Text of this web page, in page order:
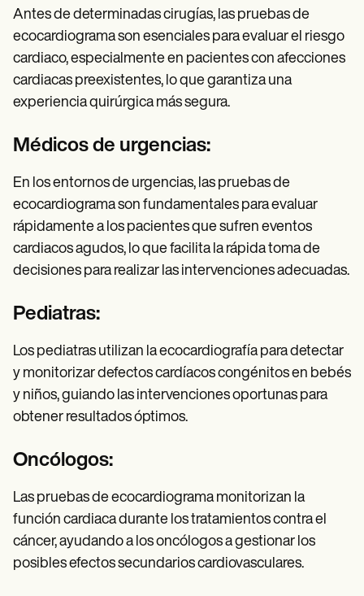
Antes de determinadas cirugías, las pruebas de
ecocardiograma son esenciales para evaluar el riesgo
cardiaco, especialmente en pacientes con afecciones
cardiacas preexistentes, lo que garantiza una
experiencia quirúrgica más segura.
Médicos de urgencias:
En los entornos de urgencias, las pruebas de
ecocardiograma son fundamentales para evaluar
rápidamente a los pacientes que sufren eventos
cardiacos agudos, lo que facilita la rápida toma de
decisiones para realizar las intervenciones adecuadas.
Pediatras:
Los pediatras utilizan la ecocardiografía para detectar
y monitorizar defectos cardíacos congénitos en bebés
y niños, guiando las intervenciones oportunas para
obtener resultados óptimos.
Oncólogos:
Las pruebas de ecocardiograma monitorizan la
función cardiaca durante los tratamientos contra el
cáncer, ayudando a los oncólogos a gestionar los
posibles efectos secundarios cardiovasculares.